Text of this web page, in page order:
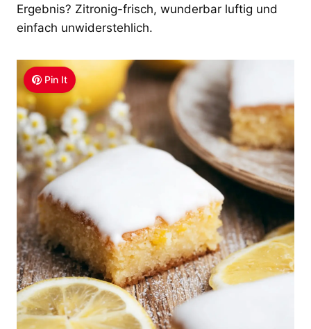
Ergebnis? Zitronig-frisch, wunderbar luftig und
einfach unwiderstehlich.
Pin It